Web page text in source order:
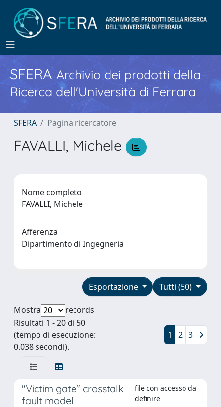
SFERA Archivio dei prodotti della
Ricerca dell'Università di Ferrara
SFERA Pagina ricercatore
FAVALLI, Michele
Nome completo
FAVALLI, Michele
Afferenza
Dipartimento di Ingegneria
Tutti (50)
Esportazione
Mostra
records
Risultati 1 - 20 di 50
(tempo di esecuzione:
0.038 secondi).
1 2 3
"Victim gate" crosstalk
fault model
file con accesso da
definire